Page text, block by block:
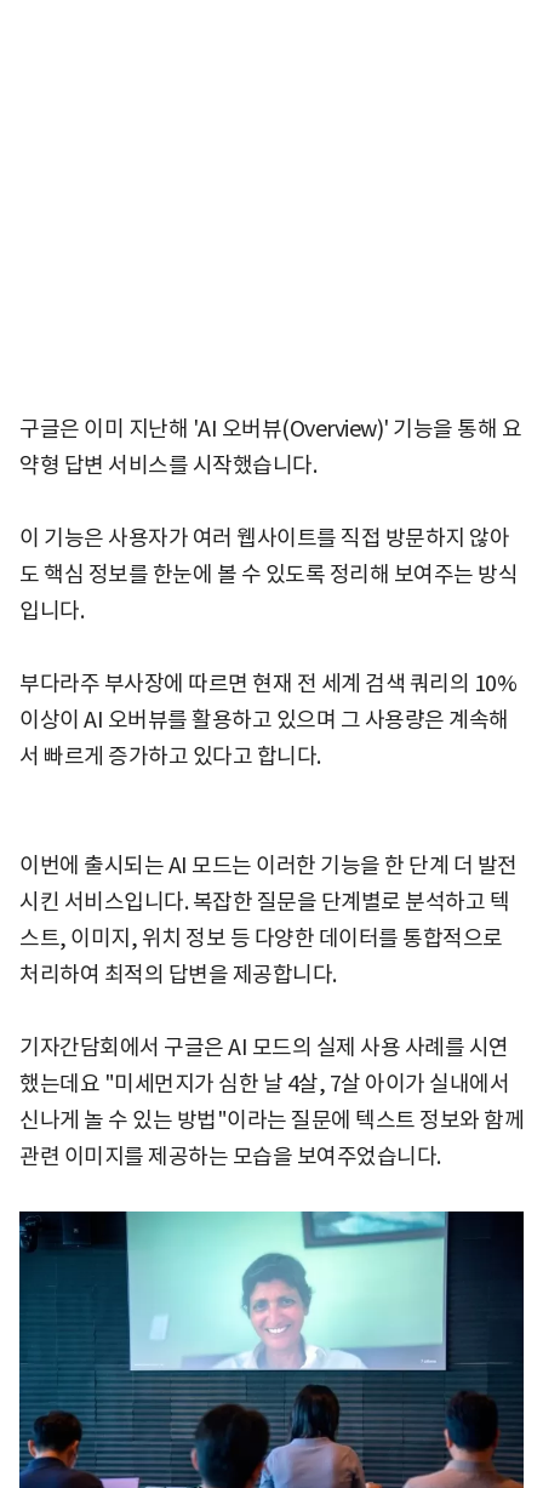
구글은 이미 지난해 'AI 오버뷰(Overview)' 기능을 통해 요
약형 답변 서비스를 시작했습니다.
이 기능은 사용자가 여러 웹사이트를 직접 방문하지 않아
도 핵심 정보를 한눈에 볼 수 있도록 정리해 보여주는 방식
입니다.
부다라주 부사장에 따르면 현재 전 세계 검색 쿼리의 10%
이상이 AI 오버뷰를 활용하고 있으며 그 사용량은 계속해
서 빠르게 증가하고 있다고 합니다.
이번에 출시되는 AI 모드는 이러한 기능을 한 단계 더 발전
시킨 서비스입니다. 복잡한 질문을 단계별로 분석하고 텍
스트, 이미지, 위치 정보 등 다양한 데이터를 통합적으로
처리하여 최적의 답변을 제공합니다.
기자간담회에서 구글은 AI 모드의 실제 사용 사례를 시연
했는데요 "미세먼지가 심한 날 4살, 7살 아이가 실내에서
신나게 놀 수 있는 방법"이라는 질문에 텍스트 정보와 함께
관련 이미지를 제공하는 모습을 보여주었습니다.